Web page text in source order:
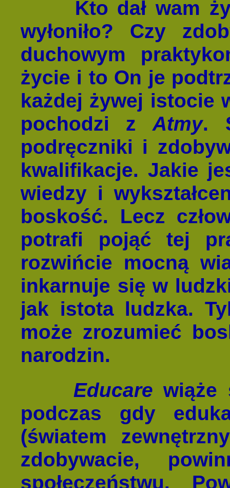
Kto dał wam
wyłoniło? Czy
duchowym
życie i to On je
każdej żywej istocie
pochodzi zAtmy.
podręczniki i
kwalifikacje. Jakie
wiedzy i
boskość. Lecz
potrafi pojąć tej
rozwińcie mocną
inkarnuje się w
jak istota ludzka.
może zrozumieć
narodzin.
Educare
podczas gdy
(światem
zdobywacie,
społeczeństwu.